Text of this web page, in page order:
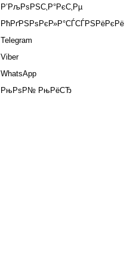
Р’РљРѕРЅС‚Р°РєС‚Рµ
РћРґРЅРѕРєР»Р°СЃСЃРЅРёРєРё
Telegram
Viber
WhatsApp
РњРѕР№ РњРёСЂ